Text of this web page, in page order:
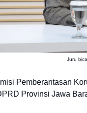
Juru
Pemberantasan
Provinsi Jawa